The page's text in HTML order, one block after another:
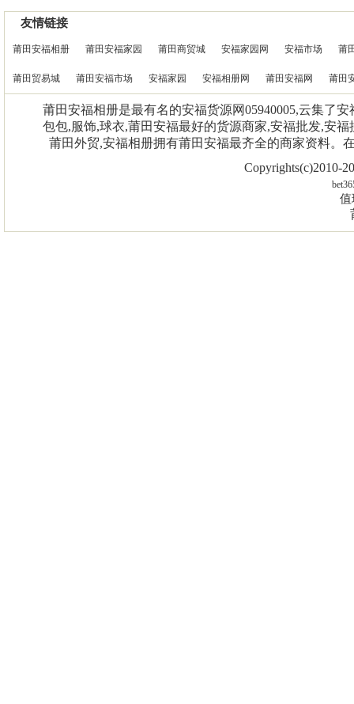
友情链接
莆田安福相册 莆田安福家园 莆田商贸城 安福家园网 安福市场 莆
莆田贸易城 莆田安福市场 安福家园 安福相册网 莆田安福网 莆田
莆田安福相册是最有名的安福货源网05940005,云集了
包包,服饰,球衣,莆田安福最好的货源商家,安福批发,安
莆田外贸,安福相册拥有莆田安福最齐全的商家资料。
Copyrights(c)2010-
值